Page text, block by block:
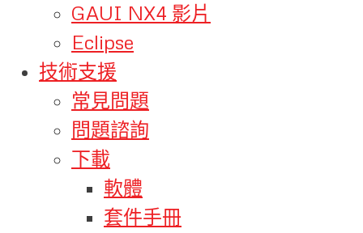
GAUI NX4 影片
Eclipse
技術支援
常見問題
問題諮詢
下載
軟體
套件手冊